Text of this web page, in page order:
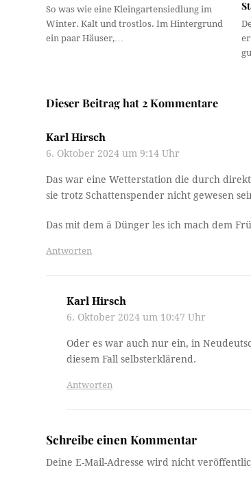
So was wie eine Kleingartensiedlung im
Winter. Kalt und trostlos. Im Hintergrund
ein paar Häuser,…
Dieser Beitrag hat 2 Kommentare
Karl Hirsch
6. Oktober 2024 um 9:14 Uhr
Das war eine Wetterstation die durch
sie trotz Schattenspender nicht gewesen
Das mit dem ä Dünger les ich mach dem
Antworten
Karl Hirsch
6. Oktober 2024 um 10:47 Uhr
Oder es war auch nur ein, in
diesem Fall selbsterklärend.
Antworten
Schreibe einen Kommentar
Deine E-Mail-Adresse wird nicht